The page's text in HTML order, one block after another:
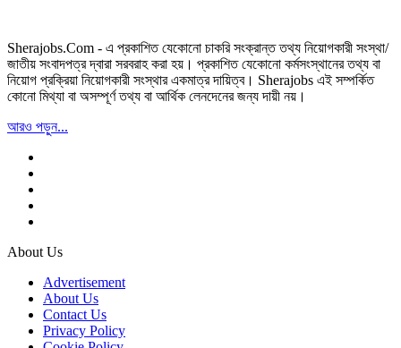
Sherajobs.Com - এ প্রকাশিত যেকোনো চাকরি সংক্রান্ত তথ্য নিয়োগকারী সংস্থা/
জাতীয় সংবাদপত্র দ্বারা সরবরাহ করা হয়। প্রকাশিত যেকোনো কর্মসংস্থানের তথ্য বা
নিয়োগ প্রক্রিয়া নিয়োগকারী সংস্থার একমাত্র দায়িত্ব। Sherajobs এই সম্পর্কিত
কোনো মিথ্যা বা অসম্পূর্ণ তথ্য বা আর্থিক লেনদেনের জন্য দায়ী নয়।
আরও পড়ুন...
About Us
Advertisement
About Us
Contact Us
Privacy Policy